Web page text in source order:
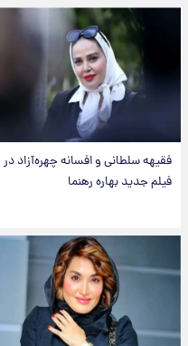
فقیهه سلطانی و افسانه چهره‌آزاد در
فیلم جدید بهاره رهنما